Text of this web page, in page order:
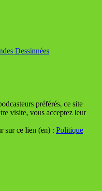
préférés, ce site
visite, vous acceptez leur
sur ce lien (en) : Politique